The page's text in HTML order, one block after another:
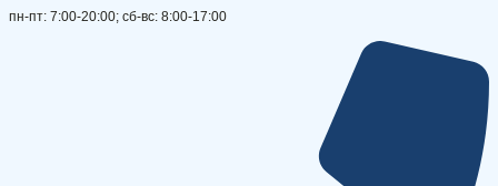
пн-пт: 7:00-20:00; сб-вс: 8:00-17:00